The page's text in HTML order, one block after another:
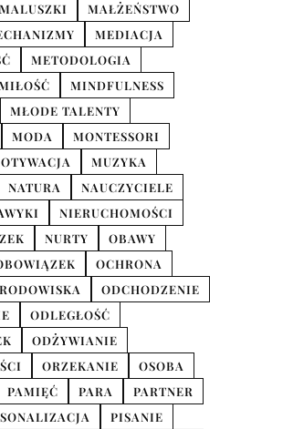
MALUSZKI
MAŁŻEŃSTWO
MEDIACJA
METODOLOGIA
MIŁOŚĆ
MINDFULNESS
MŁODE TALENTY
MODA
MONTESSORI
MUZYKA
NATURA
NAUCZYCIELE
NIERUCHOMOŚCI
NURTY
OBAWY
OCHRONA
ODCHODZENIE
ODLEGŁOŚĆ
ODŻYWIANIE
ORZEKANIE
OSOBA
PAMIĘĆ PARA
PARTNER
PISANIE